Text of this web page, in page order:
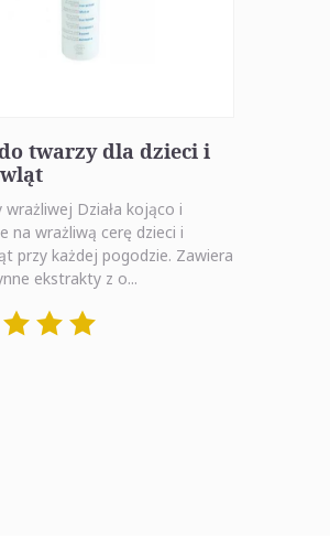
twarzy dla dzieci i
wrażliwej Działa kojąco i
na wrażliwą cerę dzieci i
przy każdej pogodzie. Zawiera
ekstrakty z o...